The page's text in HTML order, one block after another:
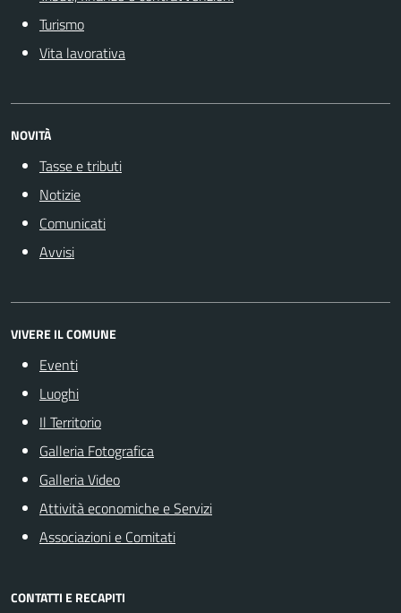
Turismo
Vita lavorativa
NOVITÀ
Tasse e tributi
Notizie
Comunicati
Avvisi
VIVERE IL COMUNE
Eventi
Luoghi
Il Territorio
Galleria Fotografica
Galleria Video
Attività economiche e Servizi
Associazioni e Comitati
CONTATTI E RECAPITI